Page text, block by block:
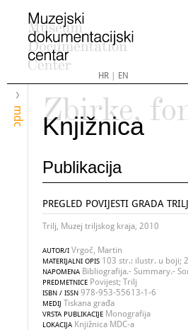
HR| EN
mdc
Zbirke,
Knjižnica
Publikacija
PREGLED POVIJESTI GRADA
Trilj, Muzej triljskog kraja, 2010
AUTOR/I Vrgoč, Martin
MATERIJALNI OPIS 103 str.: ilustr. u boji;
NAPOMENA Bibliografija.- Summary.-
PREDMETNICE Povijest; Trilj
ISBN / ISSN 978-953-55613-1-6
MEDIJ Tiskana građa
VRSTA PUBLIKACIJE Monografija
LOKACIJA Knjižnica MDC-a